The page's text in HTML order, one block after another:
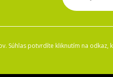
potvrdíte kliknutím na odkaz,